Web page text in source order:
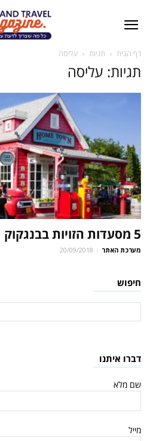
דף הבית תגיות עליסה
תגיות: עליסה
5 מסעדות הזויות בבנגקוק
מערכת האתר -
20/09/2018
חיפוש
דברו איתנו
שם מלא
מייל